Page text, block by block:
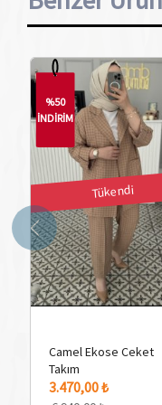
%50
İNDİRİM
Tükendi
Camel Ekose Ceket
Takım
3.470,00 ₺